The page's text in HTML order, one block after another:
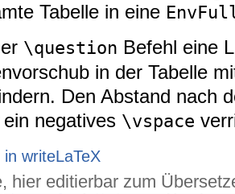
Tabelle in eine
\question Befehl eine
in der Tabelle
Den Abstand nach
negatives \vspace
in writeLaTeX
hier editierbar zum